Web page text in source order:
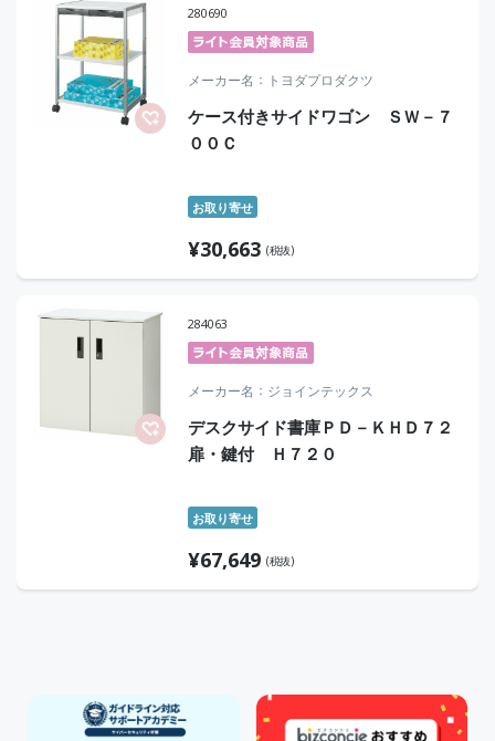
280690
メーカー名 トヨダプロダクツ
ケース付きサイドワゴン ＳＷ－７
００Ｃ
お取り寄せ
¥30,663 (税抜)
284063
メーカー名 ジョインテックス
デスクサイド書庫ＰＤ－ＫＨＤ７２
扉・鍵付 Ｈ７２０
お取り寄せ
¥67,649 (税抜)